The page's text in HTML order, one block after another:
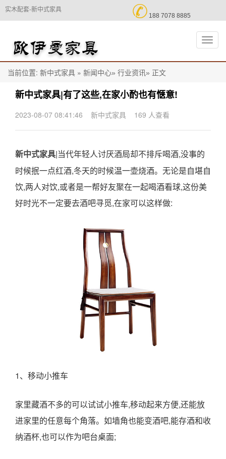
实木配套-新中式家具  188 7078 8885
切
换
导
当前位置: 新中式家具 » 新闻中心» 行业资讯» 正文
新中式家具|有了这些,在家小酌也有惬意!
2023-08-07 08:41:46 新中式家具 169 人查看
新中式家具|当代年轻人讨厌酒局却不排斥喝酒,没事的
时候抿一点红酒,冬天的时候温一壶烧酒。无论是自堪自
饮,两人对饮,或者是一帮好友聚在一起喝酒看球,这份美
好时光不一定要去酒吧寻觅,在家可以这样做:
1、移动小推车
家里藏酒不多的可以试试小推车,移动起来方便,还能放
进家里的任意每个角落。如墙角也能变酒吧,能存酒和收
纳酒杯,也可以作为吧台桌面;